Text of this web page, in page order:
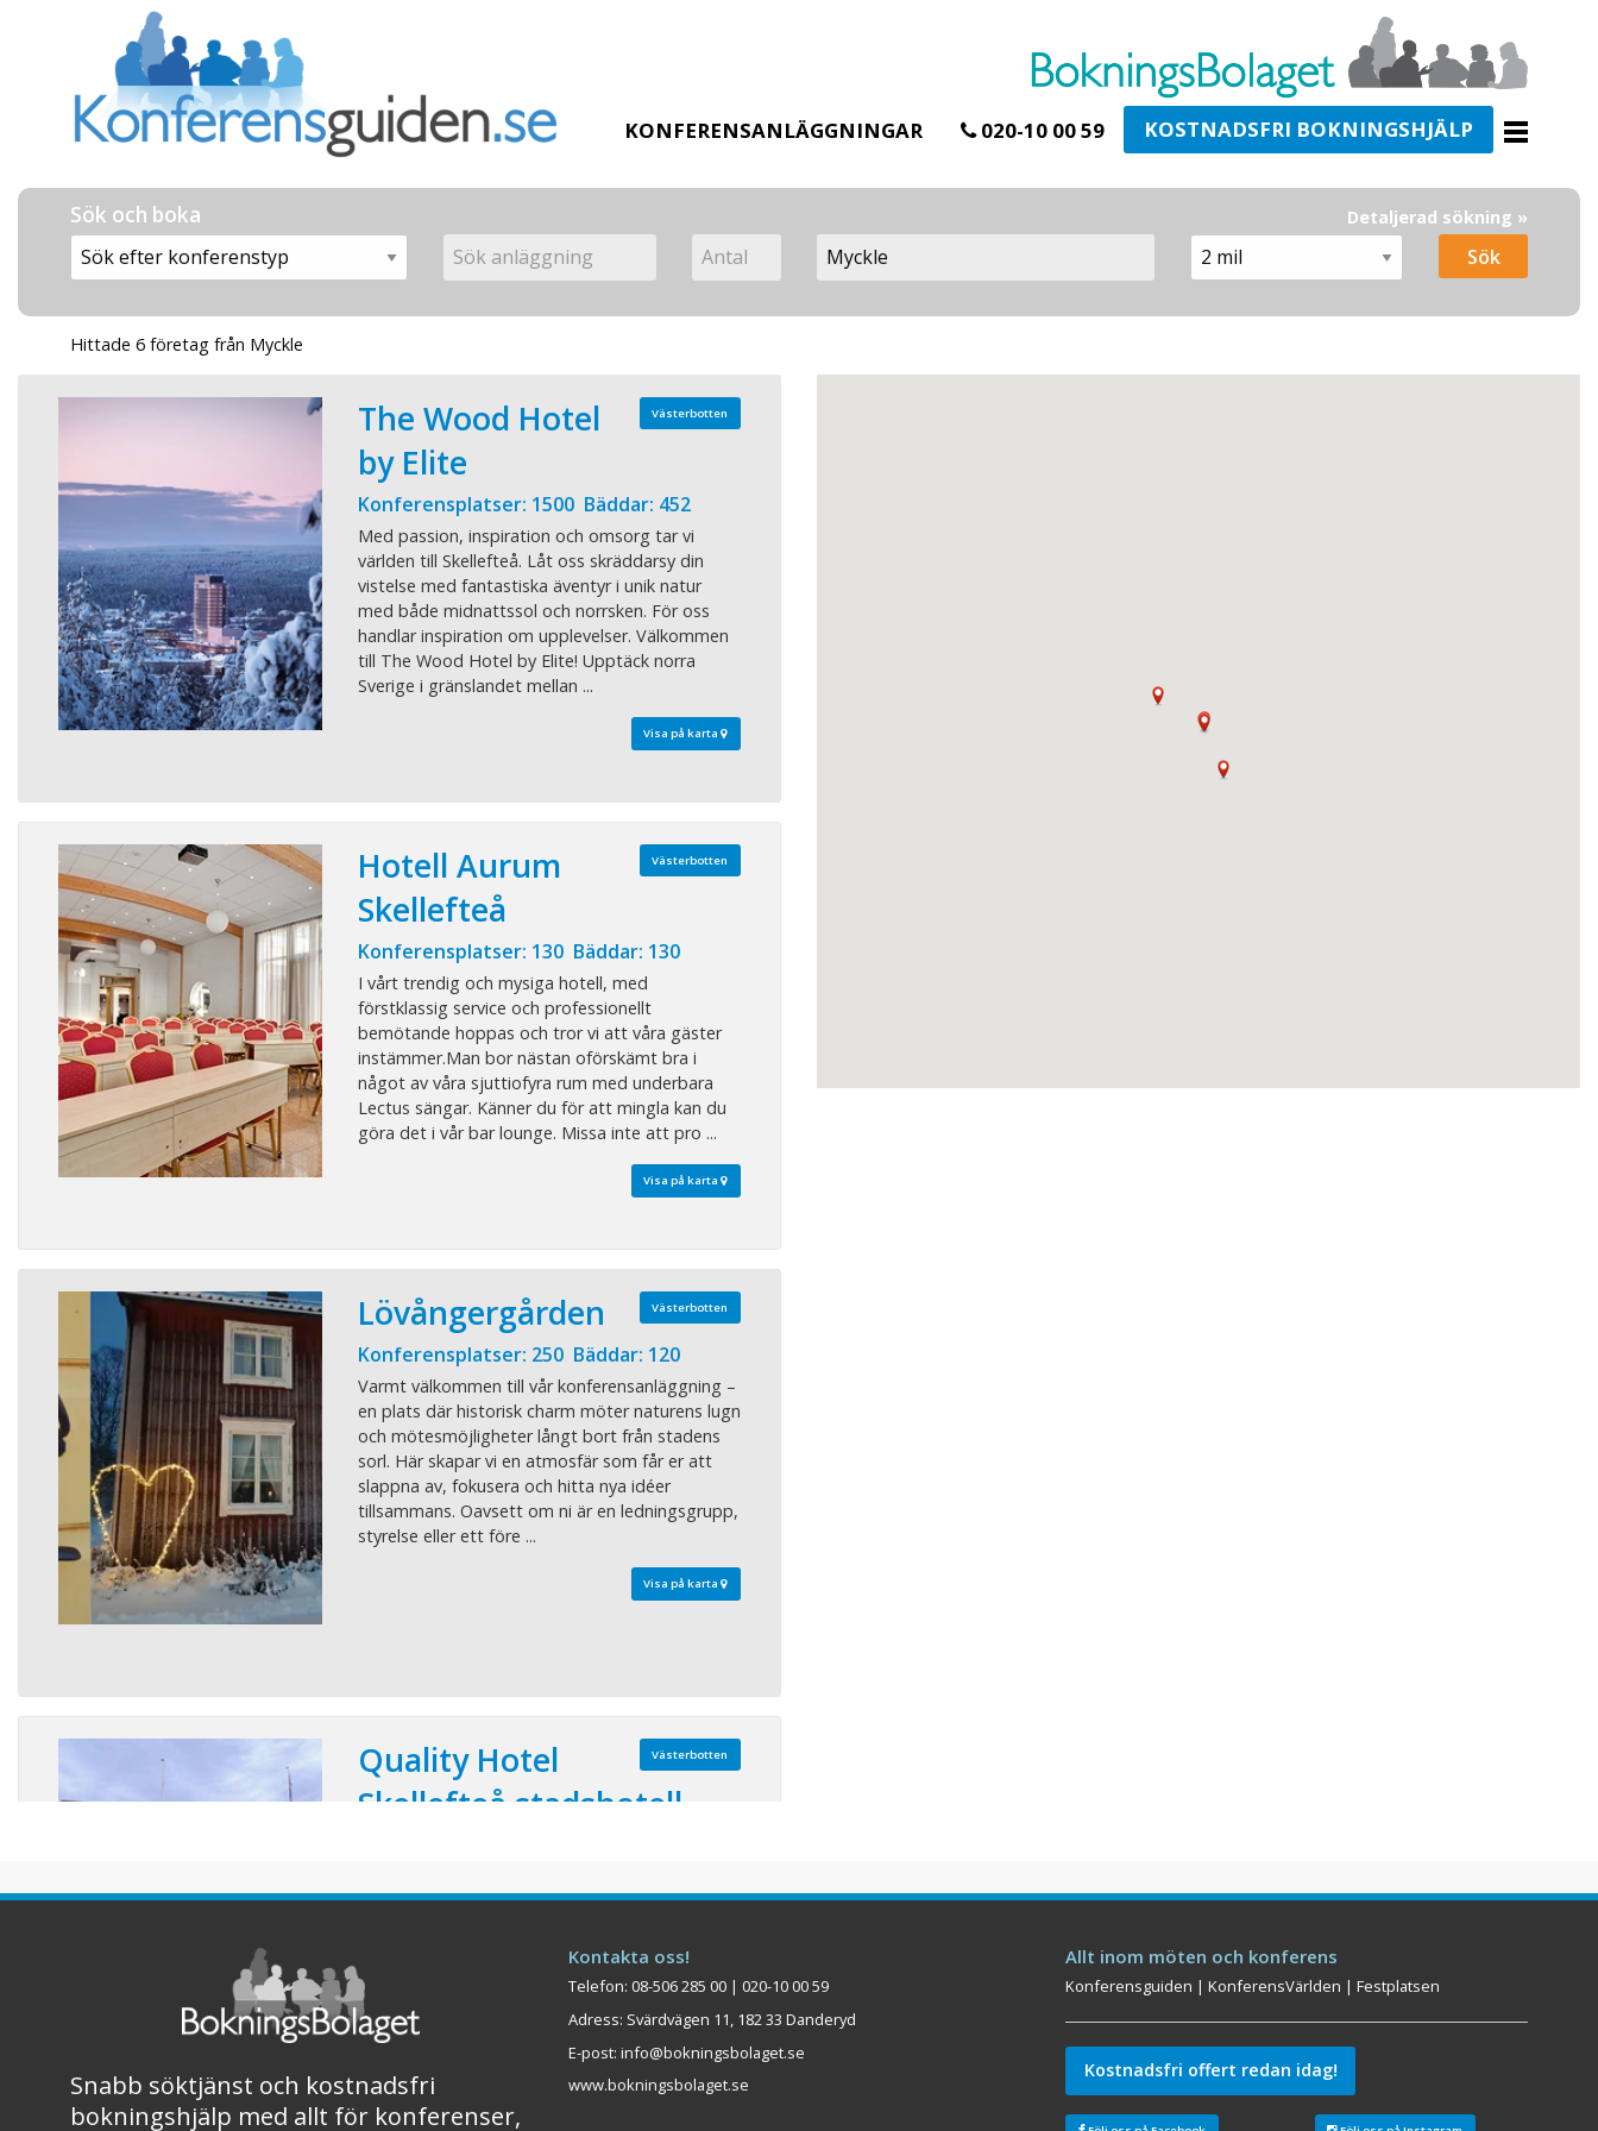
KONFERENSANLÄGGNINGAR 020-10 00 59 KOSTNADSFRI BOKNINGSHJÄLP
Sök och boka Detaljerad sökning »
Hittade 6 företag från Myckle
Västerbotten
The Wood Hotel
by Elite
Konferensplatser: 1500 Bäddar: 452
Med passion, inspiration och omsorg tar vi
världen till Skellefteå. Låt oss skräddarsy din
vistelse med fantastiska äventyr i unik natur
med både midnattssol och norrsken. För oss
handlar inspiration om upplevelser. Välkommen
till The Wood Hotel by Elite! Upptäck norra
Sverige i gränslandet mellan ...
Visa på karta
Västerbotten
Hotell Aurum
Skellefteå
Konferensplatser: 130 Bäddar: 130
I vårt trendig och mysiga hotell, med
förstklassig service och professionellt
bemötande hoppas och tror vi att våra gäster
instämmer.Man bor nästan oförskämt bra i
något av våra sjuttiofyra rum med underbara
Lectus sängar. Känner du för att mingla kan du
göra det i vår bar lounge. Missa inte att pro ...
Visa på karta
Västerbotten
Lövångergården
Konferensplatser: 250 Bäddar: 120
Varmt välkommen till vår konferensanläggning –
en plats där historisk charm möter naturens lugn
och mötesmöjligheter långt bort från stadens
sorl. Här skapar vi en atmosfär som får er att
slappna av, fokusera och hitta nya idéer
tillsammans. Oavsett om ni är en ledningsgrupp,
styrelse eller ett före ...
Visa på karta
Västerbotten
Quality Hotel
Skellefteå stadshotell
konferenslokaler och personlig service i centrala
oss till ett utmärkt val för både större och
mindre konferenser eller bara för avkoppling. Ett
lyckat möte eller evenemang kräver mer än bara
rätt teknisk utrustning ...
Snabb söktjänst och kostnadsfri
bokningshjälp med allt för konferenser,
Kontakta oss!
Telefon: 08-506 285 00 | 020-10 00 59
Adress: Svärdvägen 11, 182 33 Danderyd
E-post: info@bokningsbolaget.se
www.bokningsbolaget.se
Allt inom möten och konferens
Konferensguiden |KonferensVärlden |Festplatsen
Kostnadsfri offert redan idag!